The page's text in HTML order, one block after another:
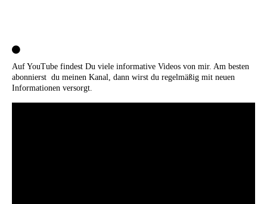
Auf YouTube findest Du viele informative Videos von mir. Am besten
abonnierst du meinen Kanal, dann wirst du regelmäßig mit neuen
Informationen versorgt.